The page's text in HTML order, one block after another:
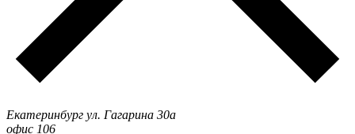
Екатеринбург ул. Гагарина 30а
офис 106